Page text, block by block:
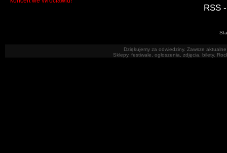
RSS
Dziękujemy za odwiedziny. Zawsze
Sklepy, festiwale, ogłoszenia, zdjęcia, bilety.